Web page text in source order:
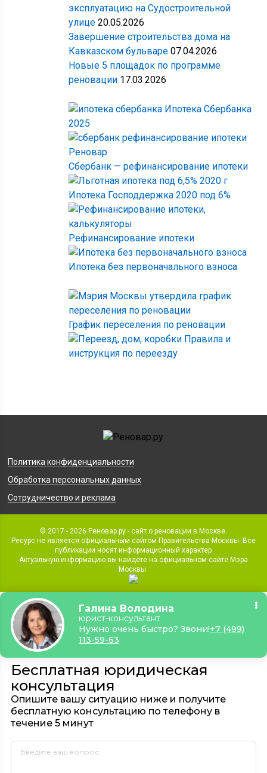
эксплуатацию на Судостроительной
улице 20.05.2026
Завершение строительства дома на
Кавказском бульваре 07.04.2026
Новые 5 площадок по программе
реновации 17.03.2026
Ипотека Сбербанка
2025
Сбербанк — рефинансирование ипотеки
Ипотека Господдержка 2020 под 6%
Рефинансирование ипотеки
Ипотека без первоначального взноса
График переселения по реновации
Правила и
инструкция по переезду
Политика конфиденциальности
Обработка персональных данных
Сотрудничество и реклама
© 2017 - 2026 Реновар.ру - сайт о реновации в Москве.
Ресурс не является официальным сайтом Правительства Москвы. Все
публикации носят информационный характер
Актуальную информацию вы найдете на официальном сайте Мэра
Москвы.